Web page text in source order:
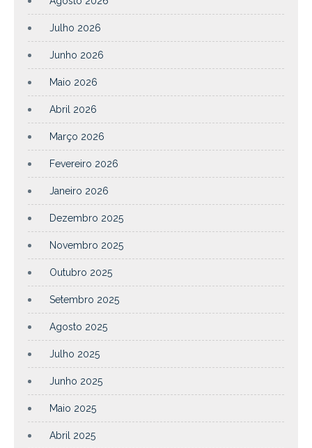
Julho 2026
Junho 2026
Maio 2026
Abril 2026
Março 2026
Fevereiro 2026
Janeiro 2026
Dezembro 2025
Novembro 2025
Outubro 2025
Setembro 2025
Agosto 2025
Julho 2025
Junho 2025
Maio 2025
Abril 2025